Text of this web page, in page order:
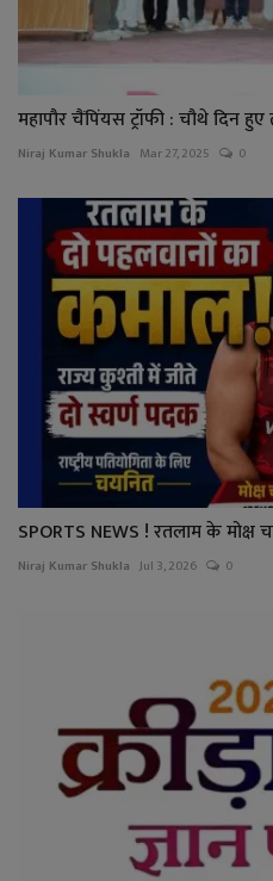
महापौर चैंपिंयस ट्रॉफी : चौथे दिन
Niraj Kumar Shukla Mar 27, 2025 0
SPORTS NEWS ! रतलाम के
Niraj Kumar Shukla Jul 3, 2026 0